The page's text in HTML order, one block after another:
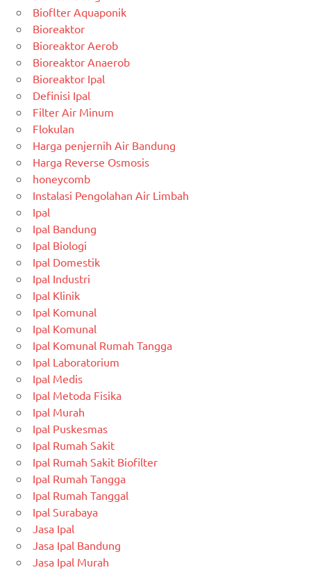
Bioflter Aquaponik
Bioreaktor
Bioreaktor Aerob
Bioreaktor Anaerob
Bioreaktor Ipal
Definisi Ipal
Filter Air Minum
Flokulan
Harga penjernih Air Bandung
Harga Reverse Osmosis
honeycomb
Instalasi Pengolahan Air Limbah
Ipal
Ipal Bandung
Ipal Biologi
Ipal Domestik
Ipal Industri
Ipal Klinik
Ipal Komunal
Ipal Komunal
Ipal Komunal Rumah Tangga
Ipal Laboratorium
Ipal Medis
Ipal Metoda Fisika
Ipal Murah
Ipal Puskesmas
Ipal Rumah Sakit
Ipal Rumah Sakit Biofilter
Ipal Rumah Tangga
Ipal Rumah Tanggal
Ipal Surabaya
Jasa Ipal
Jasa Ipal Bandung
Jasa Ipal Murah